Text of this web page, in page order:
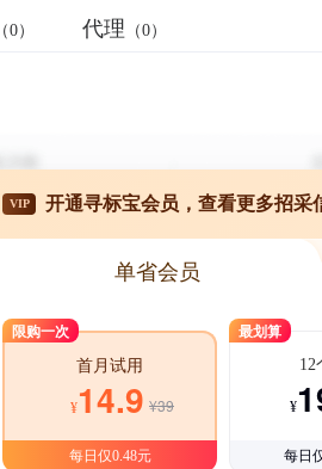
（0） 代理 （0）
VIP 开通寻标宝会员，查看更多招采
单省会员
限购一次
首月试用
¥14.9 ¥39
每日仅0.48元
最划算
12
¥
每日